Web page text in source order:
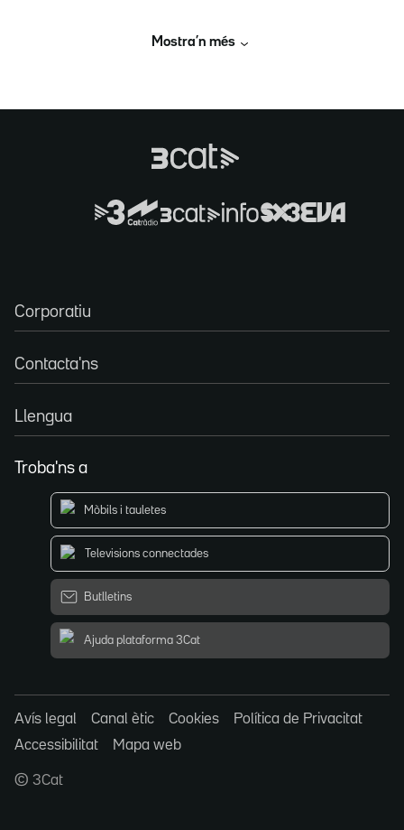
Mostra’n més
Corporatiu
Contacta'ns
Llengua
Troba'ns a
Mòbils i tauletes
Televisions connectades
Butlletins
Ajuda plataforma 3Cat
Avís legal Canal ètic Cookies
Política de Privacitat
Accessibilitat
Mapa web
© 3Cat